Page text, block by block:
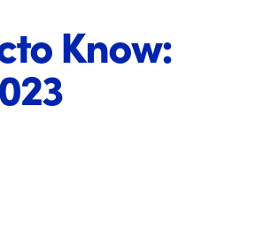
Know: